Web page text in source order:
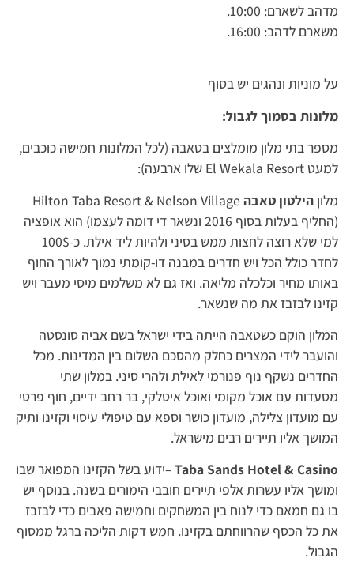
מדהב לשארם: 10:00.
משארם לדהב: 16:00.
על מוניות ונהגים יש בסוף
מלונות בסמוך לגבול:
מספר בתי מלון מומלצים בטאבה (לכל המלונות חמישה כוכבים,
למעט El Wekala Resort שלו ארבעה):
מלון הילטון טאבה Hilton Taba Resort & Nelson Village
(החליף בעלות בסוף 2016 ונשאר די דומה לעצמו) הוא אופציה
למי שלא רוצה לחצות ממש בסיני ולהיות ליד אילת. כ-100$
לחדר כולל הכל ויש חדרים במבנה דו-קומתי נמוך לאורך החוף
באותו מחיר וכלכלה מליאה. ואז גם לא משלמים מיסי מעבר ויש
קזינו לבזבז את מה שנשאר.
המלון הוקם כשטאבה הייתה בידי ישראל בשם אביה סונסטה
והועבר לידי המצרים כחלק מהסכם השלום בין המדינות. מכל
החדרים נשקף נוף פנורמי לאילת ולהרי סיני. במלון שתי
מסעדות עם אוכל מקומי ואוכל איטלקי, בר רחב ידיים, חוף פרטי
עם מועדון צלילה, מועדון כושר וספא עם טיפולי עיסוי וקזינו ותיק
המושך אליו תיירים רבים מישראל.
Taba Sands Hotel & Casino–ידוע בשל הקזינו המפואר שבו
ומושך אליו עשרות אלפי תיירים חובבי הימורים בשנה. בנוסף יש
בו גם חמאם כדי לנוח בין המשחקים וחמישה פאבים כדי לבזבז
את כל הכסף שהרווחתם בקזינו. חמש דקות הליכה ברגל ממסוף
הגבול.